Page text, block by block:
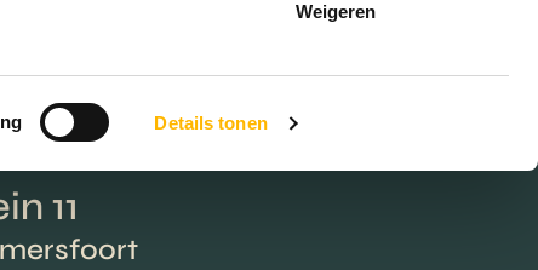
Details tonen
Weigeren
11